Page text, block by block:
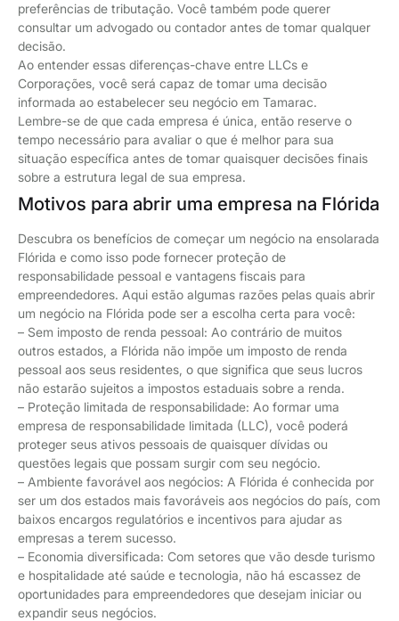
preferências de tributação. Você também pode querer
consultar um advogado ou contador antes de tomar qualquer
decisão.
Ao entender essas diferenças-chave entre LLCs e
Corporações, você será capaz de tomar uma decisão
informada ao estabelecer seu negócio em Tamarac.
Lembre-se de que cada empresa é única, então reserve o
tempo necessário para avaliar o que é melhor para sua
situação específica antes de tomar quaisquer decisões finais
sobre a estrutura legal de sua empresa.
Motivos para abrir uma empresa na Flórida
Descubra os benefícios de começar um negócio na ensolarada
Flórida e como isso pode fornecer proteção de
responsabilidade pessoal e vantagens fiscais para
empreendedores. Aqui estão algumas razões pelas quais abrir
um negócio na Flórida pode ser a escolha certa para você:
– Sem imposto de renda pessoal: Ao contrário de muitos
outros estados, a Flórida não impõe um imposto de renda
pessoal aos seus residentes, o que significa que seus lucros
não estarão sujeitos a impostos estaduais sobre a renda.
– Proteção limitada de responsabilidade: Ao formar uma
empresa de responsabilidade limitada (LLC), você poderá
proteger seus ativos pessoais de quaisquer dívidas ou
questões legais que possam surgir com seu negócio.
– Ambiente favorável aos negócios: A Flórida é conhecida por
ser um dos estados mais favoráveis aos negócios do país, com
baixos encargos regulatórios e incentivos para ajudar as
empresas a terem sucesso.
– Economia diversificada: Com setores que vão desde turismo
e hospitalidade até saúde e tecnologia, não há escassez de
oportunidades para empreendedores que desejam iniciar ou
expandir seus negócios.